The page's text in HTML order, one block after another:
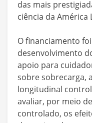
das mais
ciência da América
O financiamento
desenvolvimento
apoio para
sobre sobrecarga,
longitudinal
avaliar, por meio
controlado, os